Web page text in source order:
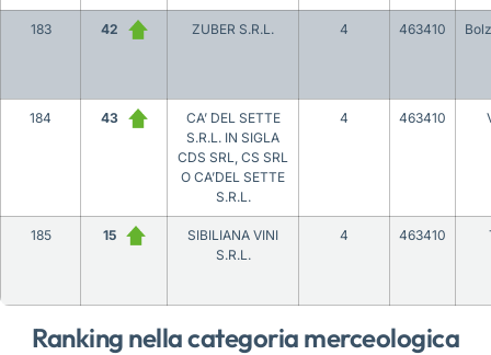
Ranking nella categoria merceologica
183 42 ZUBER S.R.L. 4 463410
184 43
CA’ DEL SETTE
S.R.L. IN SIGLA
CDS SRL, CS SRL
O CA’DEL SETTE
S.R.L.
4 463410
185 15
SIBILIANA VINI
S.R.L.
4 463410